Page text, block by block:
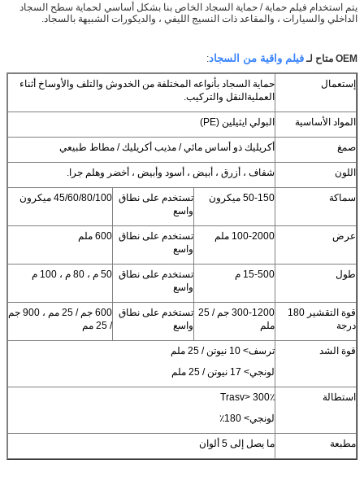
إرسال
يتم استخدام فيلم حماية / حماية السجاد الخاص بنا بشكل أساسي لحماية سطح السجاد
الداخلي والسيارات ، والمقاعد ذات النسيج الليفي ، والديكورات الشبيهة بالسجاد.
OEM متاح لـ فيلم واقية من السجاد:
إستعمال
حماية السجاد بأنواعه المختلفة من الخدوش والتلف والأوساخ أثناء
العمليةالنقل والتركيب.
المواد الأساسية البولي ايثيلين (PE)
صمغ أكريليك ذو أساس مائي / مذيب أكريليك / مطاط طبيعي
اللون شفاف ، أزرق ، أبيض ، أسود وأبيض ، أخضر وهلم جرا.
سماكة 50-150 ميكرون
تستخدم على نطاق
واسع
45/60/80/100 ميكرون
عرض 100-2000 ملم
تستخدم على نطاق
واسع
600 ملم
طول 15-500 م
تستخدم على نطاق
واسع
50 م ، 80 م ، 100 م
قوة التقشير 180
درجة
300-1200 جم / 25
ملم
تستخدم على نطاق
واسع
600 جم / 25 مم ، 900 جم
/ 25 مم
قوة الشد
ترسف> 10 نيوتن / 25 ملم
لونجي> 17 نيوتن / 25 ملم
استطالة
Trasv> 300٪
لونجي> 180٪
مطبعة ما يصل إلى 5 ألوان